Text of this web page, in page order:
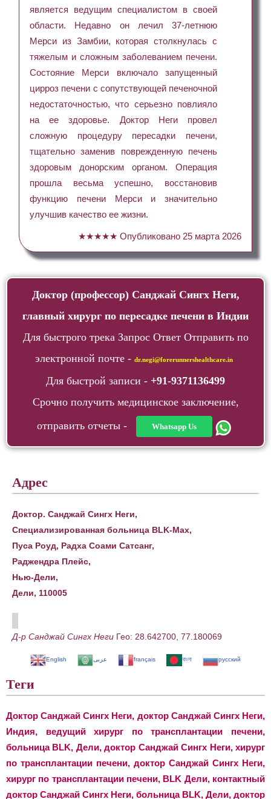
является ведущим специалистом в своей
области. Недавно он лечил 37-летнюю
Мерси из Замбии, которая столкнулась с
тяжелым и сложным заболеванием печени.
Состояние Мерси включало запущенный
цирроз печени с сопутствующей печеночной
недостаточностью, что серьезно повлияло
на ее здоровье. Доктор Неги провел
сложную процедуру пересадки печени,
тщательно заменив поврежденную печень
здоровым донорским органом. Операция
прошла весьма успешно, восстановив
функцию печени Мерси и значительно
улучшив качество ее жизни.
★★★★★ Опубликовано 25 марта 2026
Доктор (профессор) Санджай Сингх Неги,
главный хирург по пересадке печени в Индии
Для быстрого трека Запрос Ответ Отправить по
электронной почте - dr.negi@forerunnershealthcare.in
Для быстрой записи - +91-9371136499
Срочно получить медицинское заключение,
отправить отчеты -
Whatsapp Us
Адрес
Доктор. Санджай Сингх Неги,
Специализированная больница BLK-Max,
Пуса Роуд, Радха Соами Сатсанг,
Раджендра Плейс,
Нью-Дели,
Дели, 110005
Д-р Санджай Сингх Неги Гео: 28.642700, 77.180069
English عربى français বাংলা русский
Теги
Доктор Санджай Сингх Неги, доктор Санджай Сингх Неги,
Индия, ведущий хирург по трансплантации печени,
больница BLK, Дели, доктор Санджай Сингх Неги, хирург
по трансплантации печени, доктор Санджай Сингх Неги,
хирург по трансплантации печени, BLK Дели, контактный
доктор Санджай Сингх Неги, больница BLK, Дели, доктор